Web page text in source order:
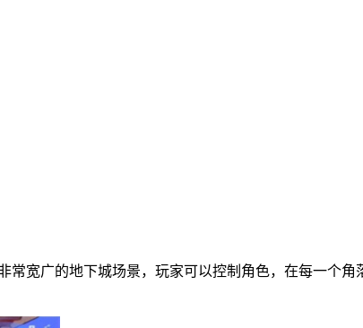
常宽广的地下城场景，玩家可以控制角色，在每一个角